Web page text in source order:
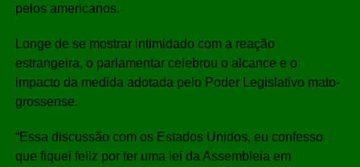
pelos americanos.
Longe de se mostrar intimidado com a reação
estrangeira, o parlamentar celebrou o alcance e o
impacto da medida adotada pelo Poder Legislativo mato-
grossense.
“Essa discussão com os Estados Unidos, eu confesso
que fiquei feliz por ter uma lei da Assembleia em